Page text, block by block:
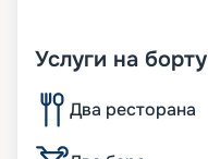
Услуги на борту
Два ресторана